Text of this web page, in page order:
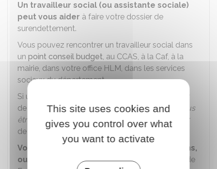
Un travailleur social (ou assistante sociale)
peut vous aider à faire votre dossier de
surendettement.
Vous pouvez rencontrer un travailleur social dans
un point conseil budget, au CCAS, à la Caf, à la
mairie, dans votre office HLM, dans les services
sociaux du département.
Si un travailleur social vous aide à faire le dossier
de surendettement, il faut remplir la rubrique
vous
être assisté(e) par un travailleur socialdu dossier
de surendettement.
Vous pouvez aussi demander des précisions,
ou prendre un rendez-vousavec la Banque de
This site uses cookies and
gives you control over what
you want to activate